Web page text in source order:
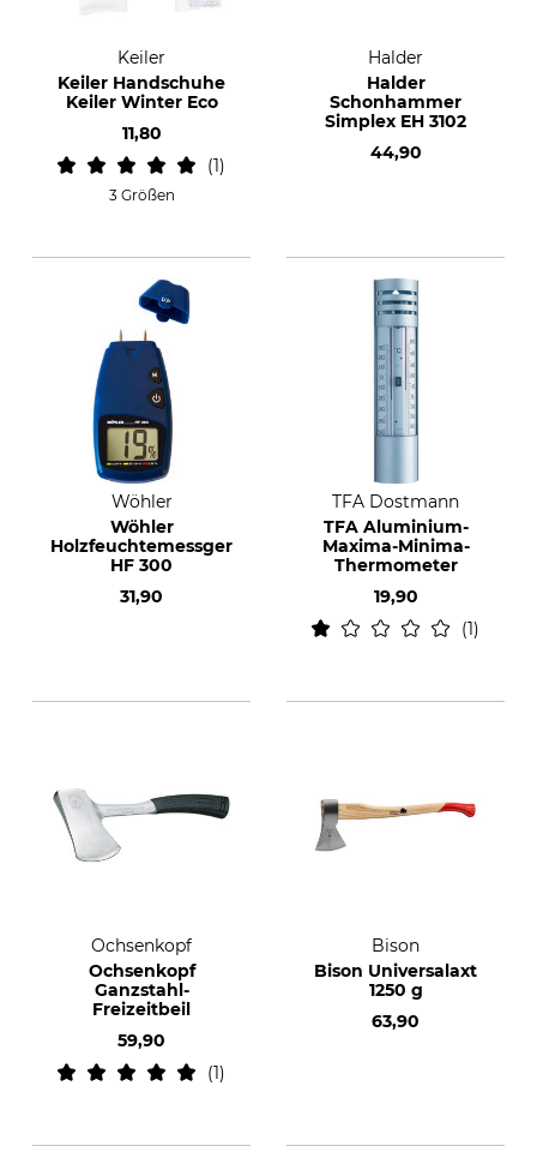
Keiler
Keiler Handschuhe
Keiler Winter Eco
11,80
1
3 Größen
Halder
Halder
Schonhammer
Simplex EH 3102
44,90
Wöhler
Wöhler
Holzfeuchtemessgerät
HF 300
31,90
TFA Dostmann
TFA Aluminium-
Maxima-Minima-
Thermometer
19,90
1
Ochsenkopf
Ochsenkopf
Ganzstahl-
Freizeitbeil
59,90
1
Bison
Bison Universalaxt
1250 g
63,90